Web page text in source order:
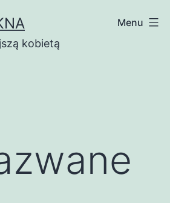
kobietą
Menu